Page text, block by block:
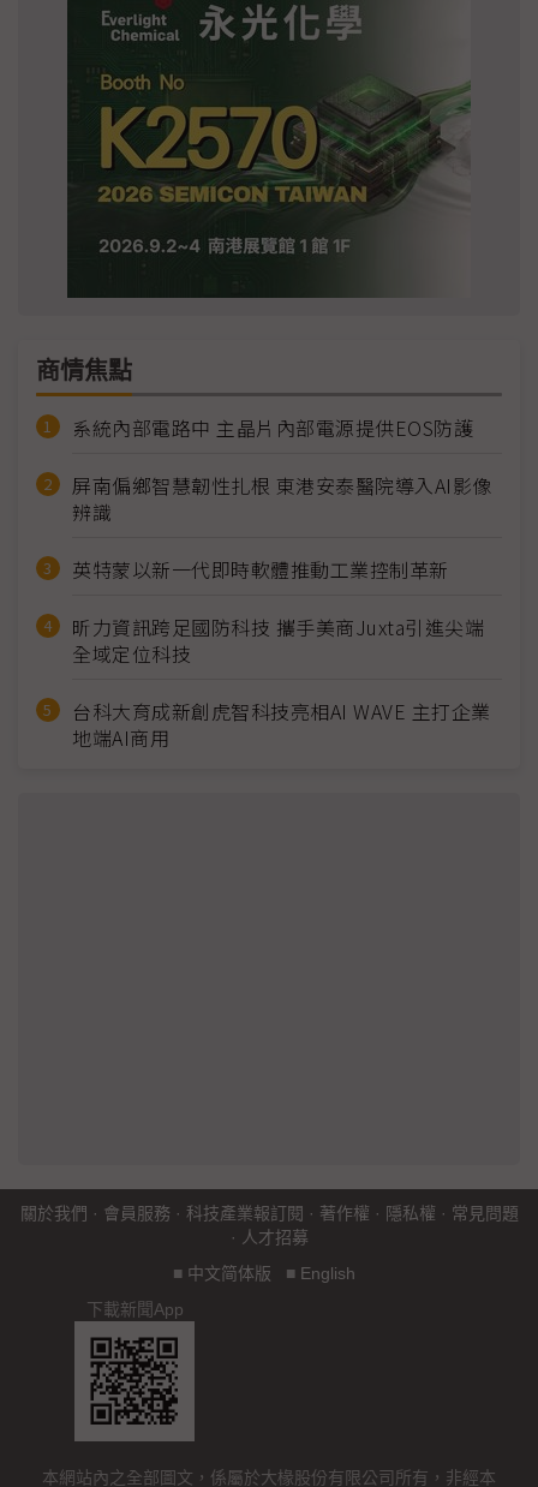
商情焦點
系統內部電路中 主晶片內部電源提供EOS防護
屏南偏鄉智慧韌性扎根 東港安泰醫院導入AI影像
辨識
英特蒙以新一代即時軟體推動工業控制革新
昕力資訊跨足國防科技 攜手美商Juxta引進尖端
全域定位科技
台科大育成新創虎智科技亮相AI WAVE 主打企業
地端AI商用
關於我們 · 會員服務 · 科技產業報訂閱 · 著作權 · 隱私權 · 常見問題
· 人才招募
■ 中文简体版 ■ English
下載新聞App
本網站內之全部圖文，係屬於大椽股份有限公司所有，非經本